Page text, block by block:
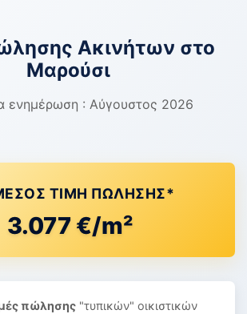
Ακινήτων στο
Μαρούσι
ενημέρωση : Αύγουστος 2026
ΤΙΜΉ ΠΏΛΗΣΗΣ*
3.077 €/m²
πώλησης "τυπικών" οικιστικών